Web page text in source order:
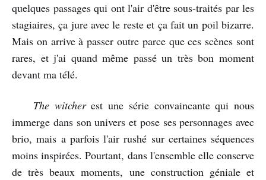
quelques passages qui ont l'air d'être sous-traités par les
stagiaires, ça jure avec le reste et ça fait un poil bizarre.
Mais on arrive à passer outre parce que ces scènes sont
rares, et j'ai quand même passé un très bon moment
devant ma télé.
The witcherest une série convaincante qui nous
immerge dans son univers et pose ses personnages avec
brio, mais a parfois l'air rushé sur certaines séquences
moins inspirées. Pourtant, dans l'ensemble elle conserve
de très beaux moments, une construction géniale et